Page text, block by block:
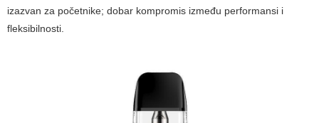
izazvan za početnike; dobar kompromis između performansi i
fleksibilnosti.